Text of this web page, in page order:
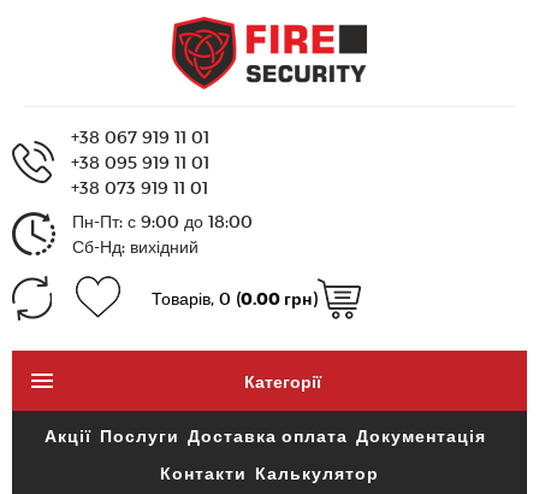
+38 067 919 11 01
+38 095 919 11 01
+38 073 919 11 01
Пн-Пт: с 9:00 до 18:00
Сб-Нд: вихідний
Товарів, 0 (0.00 грн)
Категорії
Акції Послуги Доставка оплата Документація
Контакти Калькулятор